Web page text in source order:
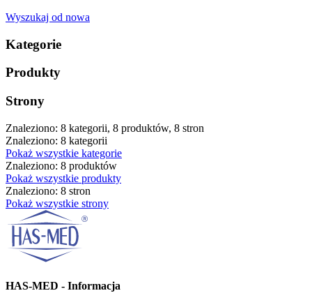
Wyszukaj od nowa
Kategorie
Produkty
Strony
Znaleziono: 8 kategorii, 8 produktów, 8 stron
Znaleziono: 8 kategorii
Pokaż wszystkie kategorie
Znaleziono: 8 produktów
Pokaż wszystkie produkty
Znaleziono: 8 stron
Pokaż wszystkie strony
HAS-MED - Informacja